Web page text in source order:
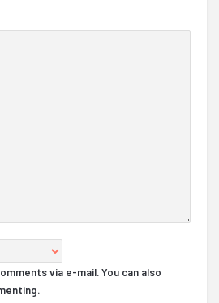
via e-mail. You can also